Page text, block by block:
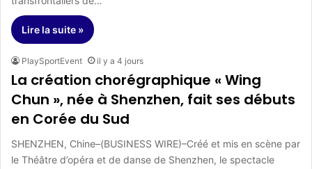
Lire la suite »
PlaySportEvent il y a 4 jours
La création chorégraphique « Wing
Chun », née à Shenzhen, fait ses débuts
en Corée du Sud
SHENZHEN, Chine–(BUSINESS WIRE)–Créé et mis en scène par
le Théâtre d’opéra et de danse de Shenzhen, le spectacle